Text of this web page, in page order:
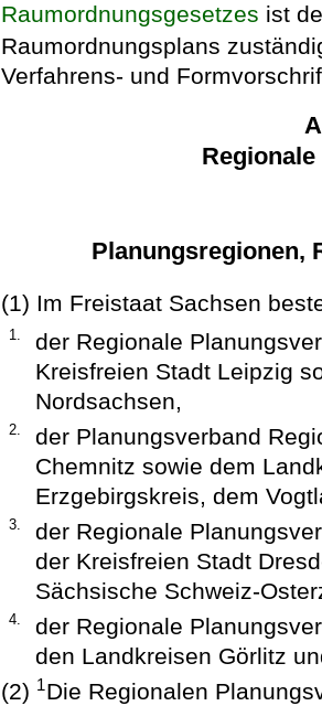
Raumordnungsgesetzes ist
Raumordnungsplans
Verfahrens- und
Planungsregionen,
(1) Im Freistaat Sachsen
1.
der Regionale
Kreisfreien Stadt Leipzig
Nordsachsen,
2.
der Planungsverband
Chemnitz sowie dem
Erzgebirgskreis, dem
3.
der Regionale
der Kreisfreien Stadt
Sächsische Schweiz-
4.
der Regionale
den Landkreisen Görlitz
(2) 1Die Regionalen